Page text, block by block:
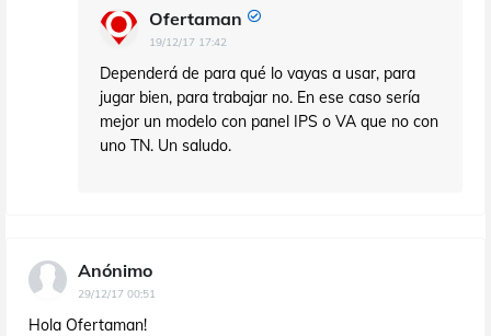
Ofertaman
19/12/17 17:42
Dependerá de para qué lo vayas a usar, para
jugar bien, para trabajar no. En ese caso sería
mejor un modelo con panel IPS o VA que no con
uno TN. Un saludo.
Anónimo
29/12/17 00:51
Hola Ofertaman!